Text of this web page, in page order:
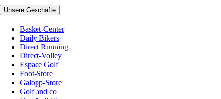
Unsere Geschäfte
Basket-Center
Daily Bikers
Direct Running
Direct-Volley
Espace Golf
Foot-Store
Galopp-Store
Golf and co